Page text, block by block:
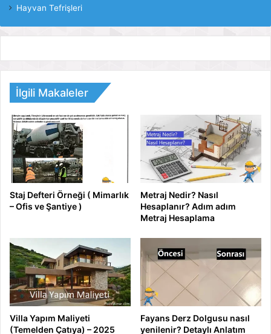
Hayvan Tefrişleri
İlgili Makaleler
Staj Defteri Örneği ( Mimarlık
– Ofis ve Şantiye )
Metraj Nedir? Nasıl
Hesaplanır? Adım adım
Metraj Hesaplama
Villa Yapım Maliyeti
(Temelden Çatıya) – 2025
Fayans Derz Dolgusu nasıl
yenilenir? Detaylı Anlatım